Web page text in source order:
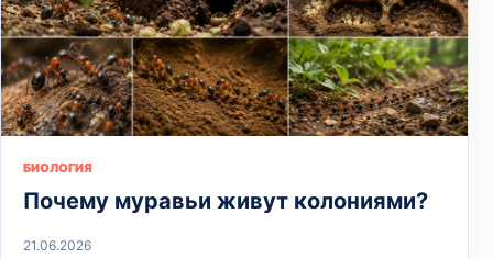
БИОЛОГИЯ
Почему муравьи живут колониями?
21.06.2026